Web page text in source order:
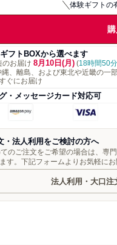
体験ギフトの
フトBOXから選べます
のお届け 8月10日(月) (18時間50分
、離島、および東北や近畿の一
ぐにお届け
・メッセージカード対応可
・法人利用をご検討の方へ
のご注文をご希望の場合は、専
す。下記フォームよりお気軽にお
法人利用・大口注